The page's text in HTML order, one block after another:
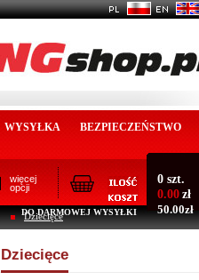
WYSYŁKA BEZPIECZEŃSTWO
więcej
opcji
0 szt.
0.00 zł
DO DARMOWEJ WYSYŁKI 50.00zł
Dziecięce
Dziecięce